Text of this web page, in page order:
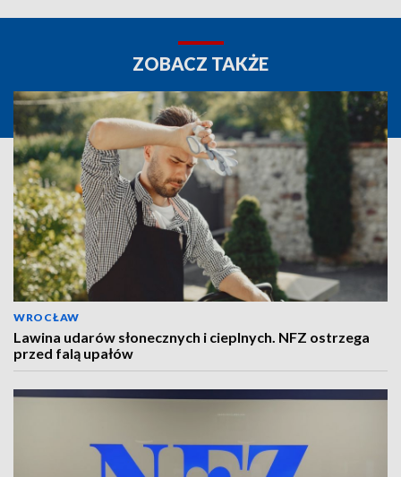
ZOBACZ TAKŻE
WROCŁAW
Lawina udarów słonecznych i cieplnych. NFZ ostrzega
przed falą upałów